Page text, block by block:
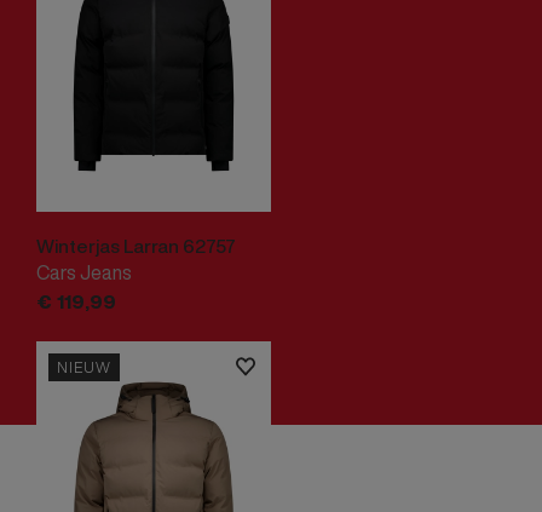
Winterjas Larran 62757
Cars Jeans
€ 119,99
NIEUW